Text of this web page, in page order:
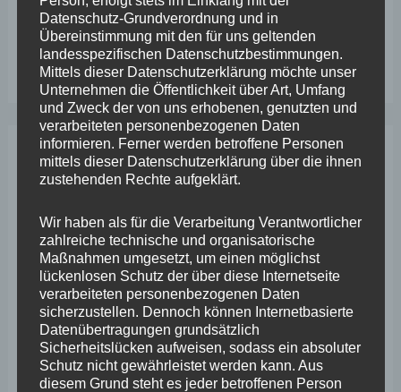
dem
Plateau
der
Festung
Ehrenbreitstein
Wefelscheid besichtigt Fort Konstantin
Wefelscheid bei 3-jährigem Jubiläum von Particura
Archiv
April 2026
März 2026
Februar 2026
Januar 2026
Dezember 2025
November 2025
Datenschutz-Grundverordnung und in
Übereinstimmung mit den für uns geltenden
landesspezifischen Datenschutzbestimmungen.
Mittels dieser Datenschutzerklärung möchte unser
Unternehmen die Öffentlichkeit über Art, Umfang
und Zweck der von uns erhobenen, genutzten und
verarbeiteten personenbezogenen Daten
informieren. Ferner werden betroffene Personen
mittels dieser Datenschutzerklärung über die ihnen
zustehenden Rechte aufgeklärt.
Wir haben als für die Verarbeitung Verantwortlicher
zahlreiche technische und organisatorische
Maßnahmen umgesetzt, um einen möglichst
lückenlosen Schutz der über diese Internetseite
verarbeiteten personenbezogenen Daten
sicherzustellen. Dennoch können Internetbasierte
Datenübertragungen grundsätzlich
Sicherheitslücken aufweisen, sodass ein absoluter
Schutz nicht gewährleistet werden kann. Aus
diesem Grund steht es jeder betroffenen Person